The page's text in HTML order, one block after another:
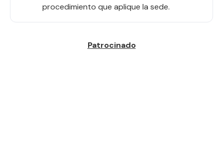
procedimiento que aplique la sede.